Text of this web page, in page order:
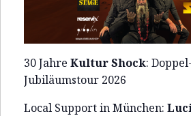
A
M
30 Jahre Kultur Shock:
Jubiläumstour 2026
Local Support in München: